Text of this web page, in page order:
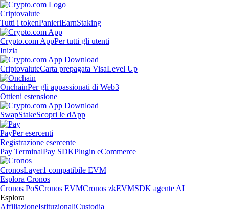
Criptovalute
Tutti i tokenPanieriEarnStaking
Crypto.com AppPer tutti gli utenti
Inizia
CriptovaluteCarta prepagata VisaLevel Up
OnchainPer gli appassionati di Web3
Ottieni estensione
SwapStakeScopri le dApp
PayPer esercenti
Registrazione esercente
Pay TerminalPay SDKPlugin eCommerce
CronosLayer1 compatibile EVM
Esplora Cronos
Cronos PoSCronos EVMCronos zkEVMSDK agente AI
Esplora
AffiliazioneIstituzionaliCustodia